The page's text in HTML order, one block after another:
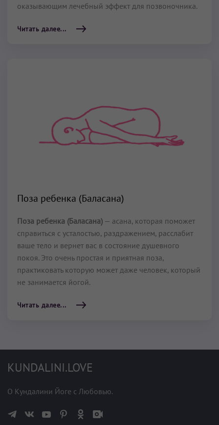
оказывающим лечебный эффект для позвоночника.
Читать далее...
Поза ребенка (Баласана)
Поза ребенка (Баласана) — асана, которая поможет
справиться с усталостью, раздражением, расслабит
ваше тело и вернет вас в состояние душевного
покоя. Это очень простая и приятная поза,
практиковать которую может даже человек, который
не занимается йогой.
Читать далее...
KUNDALINI.LOVE
О Кундалини Йоге с Любовью.